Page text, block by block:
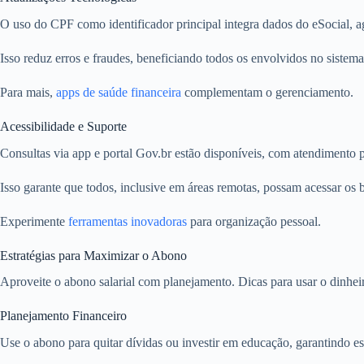
O uso do CPF como identificador principal integra dados do eSocial,
Isso reduz erros e fraudes, beneficiando todos os envolvidos no
Para mais, apps de saúde financeira complementam o gerenciamento.
Acessibilidade e Suporte
Consultas via app e portal Gov.br estão disponíveis, com atendimento
Isso garante que todos, inclusive em áreas remotas, possam acessar os
Experimente ferramentas inovadoras para organização pessoal.
Estratégias para Maximizar o Abono
Aproveite o abono salarial com planejamento. Dicas para usar o
Planejamento Financeiro
Use o abono para quitar dívidas ou investir em educação, garantindo